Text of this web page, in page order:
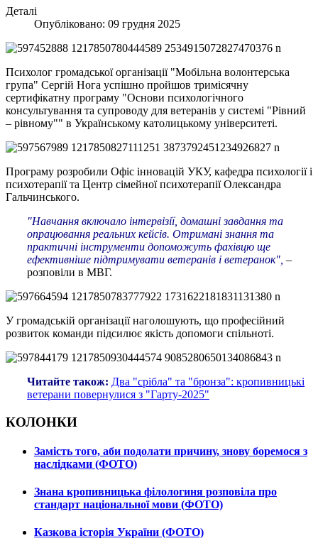
Деталі
Опубліковано: 09 грудня 2025
Психолог громадської організації "Мобільна волонтерська
група" Сергій Нога успішно пройшов тримісячну
сертифікатну програму "Основи психологічного
консультування та супроводу для ветеранів у системі "Рівний
– рівному"" в Українському католицькому університеті.
Програму розробили Офіс інновацій УКУ, кафедра психології і
психотерапії та Центр сімейної психотерапії Олександра
Гальчинського.
"Навчання включало інтервізії, домашні завдання та
опрацювання реальних кейсів. Отримані знання та
практичні інструменти допоможуть фахівцю ще
ефективніше підтримувати ветеранів і ветеранок", –
розповіли в МВГ.
У громадській організації наголошують, що професійний
розвиток команди підсилює якість допомоги спільноті.
Читайте також: Два "срібла" та "бронза": кропивницькі
ветерани повернулися з "Гарту-2025"
КОЛОНКИ
Замість того, аби подолати причину, знову боремося з
наслідками (ФОТО)
Знана кропивницька філологиня розповіла про
стандарт національної мови (ФОТО)
Казкова історія України (ФОТО)